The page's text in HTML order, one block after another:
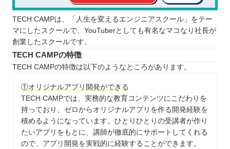
TECH CAMPは、「人生を変えるエンジニアスクール」をテー
マにしたスクールで、YouTuberとしても有名なマコなり社長が
創業したスクールです。
TECH CAMPの特徴
TECH CAMPの特徴は以下のようなところがあります。
①オリジナルアプリ開発ができる
TECH CAMPでは、実務的な教育コンテンツにこだわりを
持っており、ゼロからオリジナルアプリを作る開発経験を
積めるようになっています。ひとりひとりの受講者が作り
たいアプリをもとに、講師が徹底的にサポートしてくれる
ので、アプリ開発を実戦的に経験することができます。